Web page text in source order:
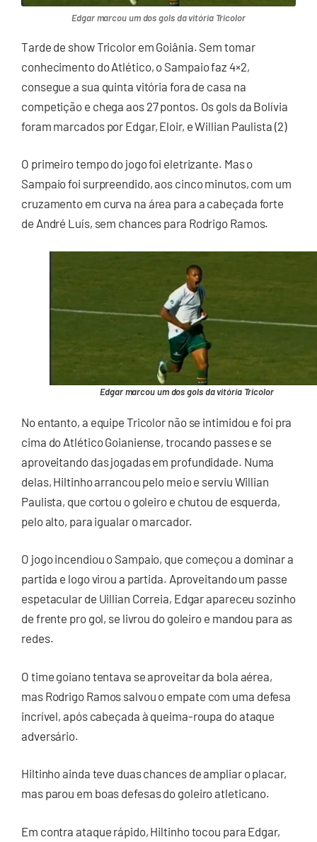
Edgar marcou um dos gols da vitória Tricolor
Tarde de show Tricolor em Goiânia. Sem tomar
conhecimento do Atlético, o Sampaio faz 4×2,
consegue a sua quinta vitória fora de casa na
competição e chega aos 27 pontos. Os gols da Bolívia
foram marcados por Edgar, Eloir, e Willian Paulista (2)
O primeiro tempo do jogo foi eletrizante. Mas o
Sampaio foi surpreendido, aos cinco minutos, com um
cruzamento em curva na área para a cabeçada forte
de André Luís, sem chances para Rodrigo Ramos.
Edgar marcou um dos gols da vitória Tricolor
No entanto, a equipe Tricolor não se intimidou e foi pra
cima do Atlético Goianiense, trocando passes e se
aproveitando das jogadas em profundidade. Numa
delas, Hiltinho arrancou pelo meio e serviu Willian
Paulista, que cortou o goleiro e chutou de esquerda,
pelo alto, para igualar o marcador.
O jogo incendiou o Sampaio, que começou a dominar a
partida e logo virou a partida. Aproveitando um passe
espetacular de Uillian Correia, Edgar apareceu sozinho
de frente pro gol, se livrou do goleiro e mandou para as
redes.
O time goiano tentava se aproveitar da bola aérea,
mas Rodrigo Ramos salvou o empate com uma defesa
incrível, após cabeçada à queima-roupa do ataque
adversário.
Hiltinho ainda teve duas chances de ampliar o placar,
mas parou em boas defesas do goleiro atleticano.
Em contra ataque rápido, Hiltinho tocou para Edgar,